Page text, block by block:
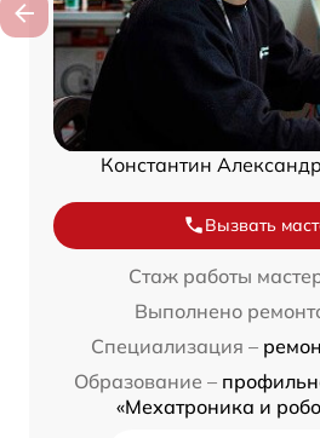
Константин
Вызвать
Стаж работы
Выполнено
Специализация –
Образование –
«Мехатроника и